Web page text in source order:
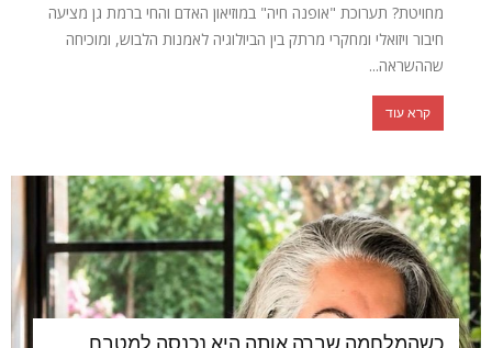
מחויטת? תערוכת "אופנה חיה" במוזיאון האדם והחי ברמת גן מציעה
חיבור ויזואלי ומחקרי מרתק בין הביולוגיה לאמנות הלבוש, ומוכיחה
שההשראה...
קרא עוד
כשהמלחמה שברה אותה היא נכנסה למטבח,